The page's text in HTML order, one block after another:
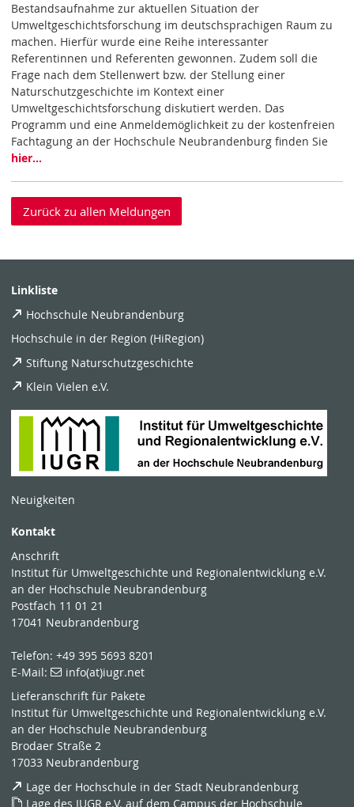
Bestandsaufnahme zur aktuellen Situation der
Umweltgeschichtsforschung im deutschsprachigen Raum zu
machen. Hierfür wurde eine Reihe interessanter
Referentinnen und Referenten gewonnen. Zudem soll die
Frage nach dem Stellenwert bzw. der Stellung einer
Naturschutzgeschichte im Kontext einer
Umweltgeschichtsforschung diskutiert werden. Das
Programm und eine Anmeldemöglichkeit zu der kostenfreien
Fachtagung an der Hochschule Neubrandenburg finden Sie
hier…
Zurück zu allen Meldungen
Linkliste
Hochschule Neubrandenburg
Hochschule in der Region (HiRegion)
Stiftung Naturschutzgeschichte
Klein Vielen e.V.
Neuigkeiten
Kontakt
Anschrift
Institut für Umweltgeschichte und Regionalentwicklung e.V.
an der Hochschule Neubrandenburg
Postfach 11 01 21
17041 Neubrandenburg
Telefon: +49 395 5693 8201
E-Mail:
info(at)iugr.net
Lieferanschrift für Pakete
Institut für Umweltgeschichte und Regionalentwicklung e.V.
an der Hochschule Neubrandenburg
Brodaer Straße 2
17033 Neubrandenburg
Lage der Hochschule in der Stadt Neubrandenburg
Lage des IUGR e.V. auf dem Campus der Hochschule